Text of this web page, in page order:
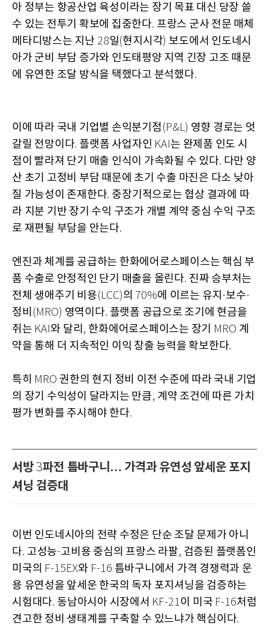
아 정부는 항공산업 육성이라는 장기 목표 대신 당장 쓸
수 있는 전투기 확보에 집중한다. 프랑스 군사 전문 매체
메타디방스는 지난 28일(현지시각) 보도에서 인도네시
아가 군비 부담 증가와 인도태평양 지역 긴장 고조 때문
에 유연한 조달 방식을 택했다고 분석했다.
이에 따라 국내 기업별 손익분기점 (P&L) 영향 경로는 엇
갈릴 전망이다. 플랫폼 사업자인 KAI 는 완제품 인도 시
점이 빨라져 단기 매출 인식이 가속화될 수 있다. 다만 양
산 초기 고정비 부담 때문에 초기 수출 마진은 다소 낮아
질 가능성이 존재한다. 중장기적으로는 협상 결과에 따
라 지분 기반 장기 수익 구조가 개별 계약 중심 수익 구조
로 재편될 부담을 안는다.
엔진과 체계를 공급하는 한화에어로스페이스는 핵심 부
품 수출로 안정적인 단기 매출을 올린다. 진짜 승부처는
전체 생애주기 비용(LCC)의 70%에 이르는 유지 ·보수·
정비 (MRO) 영역이다. 플랫폼 공급으로 조기에 현금을
쥐는 KAI 와 달리 , 한화에어로스페이스는 장기 MRO 계
약을 통해 더 지속적인 이익 창출 능력을 확보한다.
특히 MRO권한의 현지 정비 이전 수준에 따라 국내 기업
의 장기 수익성이 달라지는 만큼, 계약 조건에 따른 가치
평가 변화를 주시해야 한다.
서방 3파전 틈바구니… 가격과 유연성 앞세운 포지
셔닝 검증대
이번 인도네시아의 전략 수정은 단순 조달 문제가 아니
다. 고성능·고비용 중심의 프랑스 라팔, 검증된 플랫폼인
미국의 F-15EX와 F-16 틈바구니에서 가격 경쟁력과 운
용 유연성을 앞세운 한국의 독자 포지셔닝을 검증하는
시험대다. 동남아시아 시장에서 KF-21이 미국 F-16처럼
견고한 정비 생태계를 구축할 수 있느냐가 핵심이다.